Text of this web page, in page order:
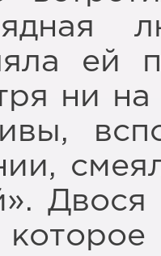
ей
ни